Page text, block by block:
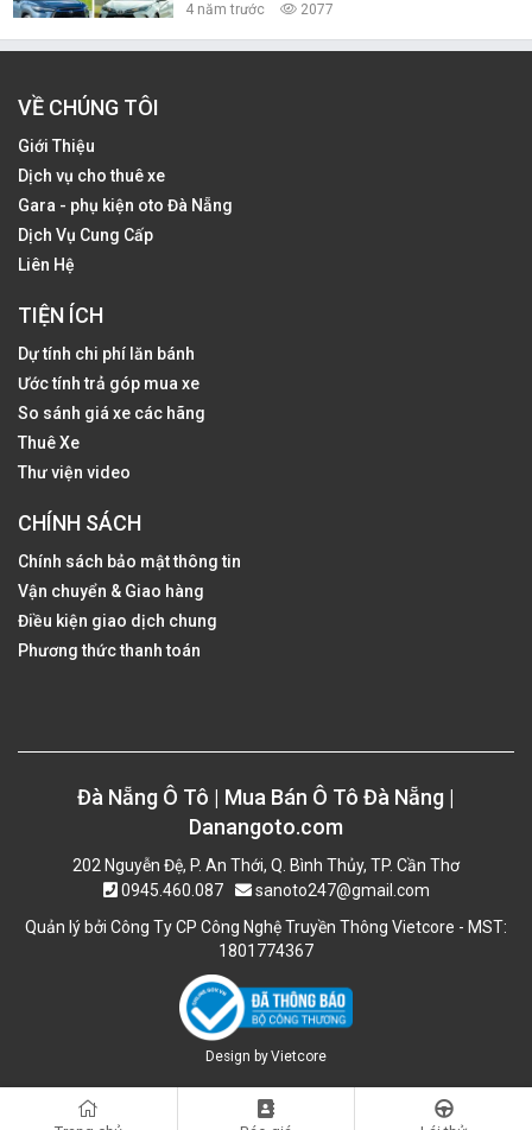
4 năm trước 2077
VỀ CHÚNG TÔI
Giới Thiệu
Dịch vụ cho thuê xe
Gara - phụ kiện oto Đà Nẵng
Dịch Vụ Cung Cấp
Liên Hệ
TIỆN ÍCH
Dự tính chi phí lăn bánh
Ước tính trả góp mua xe
So sánh giá xe các hãng
Thuê Xe
Thư viện video
CHÍNH SÁCH
Chính sách bảo mật thông tin
Vận chuyển & Giao hàng
Điều kiện giao dịch chung
Phương thức thanh toán
Đà Nẵng Ô Tô | Mua Bán Ô Tô Đà Nẵng |
Danangoto.com
202 Nguyễn Đệ, P. An Thới, Q. Bình Thủy, TP. Cần Thơ
0945.460.087
sanoto247@gmail.com
Quản lý bởi Công Ty CP Công Nghệ Truyền Thông Vietcore - MST:
1801774367
Design byVietcore